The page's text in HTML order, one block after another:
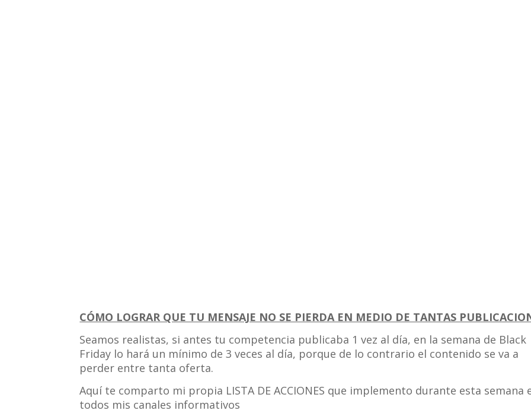
CÓMO LOGRAR QUE TU MENSAJE NO SE PIERDA EN MEDIO DE TANTAS
Seamos realistas, si antes tu competencia publicaba 1 vez al día, en la semana de Black
Friday lo hará un mínimo de 3 veces al día, porque de lo contrario el contenido se va a
perder entre tanta oferta.
Aquí te comparto mi propia LISTA DE ACCIONES que implemento durante esta semana
todos mis canales informativos